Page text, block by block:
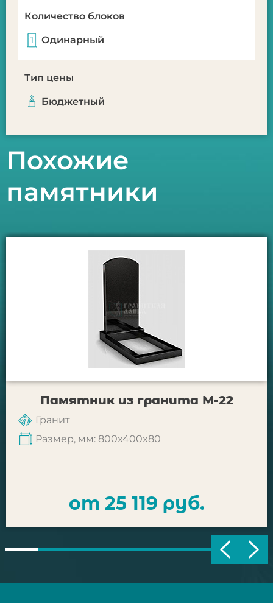
Количество блоков
Одинарный
Тип цены
Бюджетный
Похожие
памятники
Памятник из гранита М-22
Гранит
Размер, мм: 800x400x80
от 25 119 руб.